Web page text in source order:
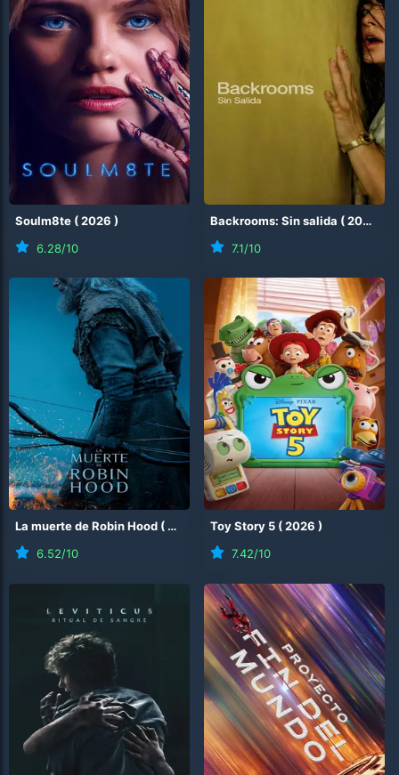
Soulm8te (2026 )
6.28/10
Backrooms: Sin salida (2026
7.1/10
La muerte de Robin Hood ( 2026
6.52/10
Toy Story 5 (2026 )
7.42/10